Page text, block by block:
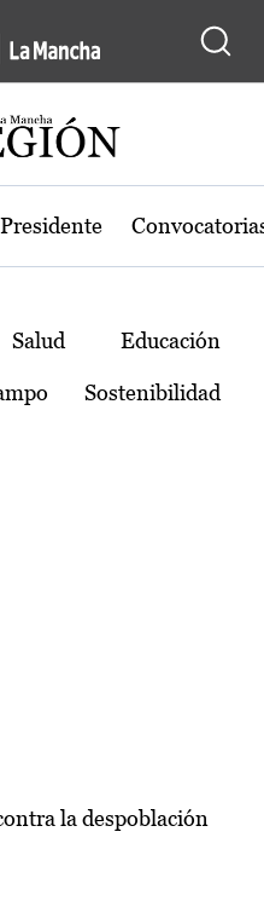
de Castilla-La
Salud Educación
Sostenibilidad
la despoblación